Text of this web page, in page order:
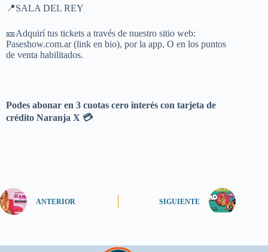
📍SALA DEL REY
🎫Adquirí tus tickets a través de nuestro sitio web:
Paseshow.com.ar (link en bio), por la app, O en los puntos
de venta habilitados.
Podes abonar en 3 cuotas cero interés con tarjeta de
crédito Naranja X 💳
ANTERIOR SIGUIENTE